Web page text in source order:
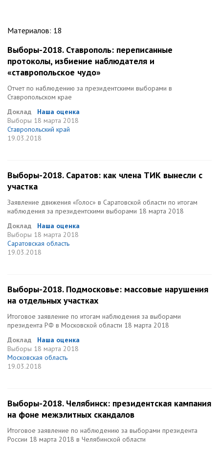
Материалов: 18
Выборы-2018. Ставрополь: переписанные
протоколы, избиение наблюдателя и
«ставропольское чудо»
Отчет по наблюдению за президентскими выборами в
Ставропольском крае
Доклад
Наша оценка
Выборы 18 марта 2018
Ставропольский край
19.03.2018
Выборы-2018. Саратов: как члена ТИК вынесли с
участка
Заявление движения «Голос» в Саратовской области по итогам
наблюдения за президентскими выборами 18 марта 2018
Доклад
Наша оценка
Выборы 18 марта 2018
Саратовская область
19.03.2018
Выборы-2018. Подмосковье: массовые нарушения
на отдельных участках
Итоговое заявление по итогам наблюдения за выборами
президента РФ в Московской области 18 марта 2018
Доклад
Наша оценка
Выборы 18 марта 2018
Московская область
19.03.2018
Выборы-2018. Челябинск: президентская кампания
на фоне межэлитных скандалов
Итоговое заявление по наблюдению за выборами президента
России 18 марта 2018 в Челябинской области